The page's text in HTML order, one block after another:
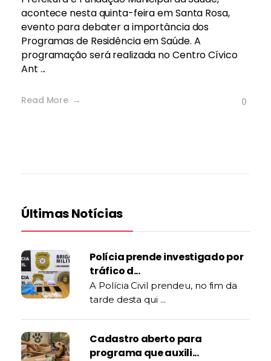
acontece nesta quinta-feira em Santa Rosa,
evento para debater a importância dos
Programas de Residência em Saúde. A
programação será realizada no Centro Cívico
Ant ...
Read More 0
Últimas Notícias
Polícia prende investigado por
tráfico d...
A Polícia Civil prendeu, no fim da
tarde desta qui ...
Cadastro aberto para
programa que auxili...